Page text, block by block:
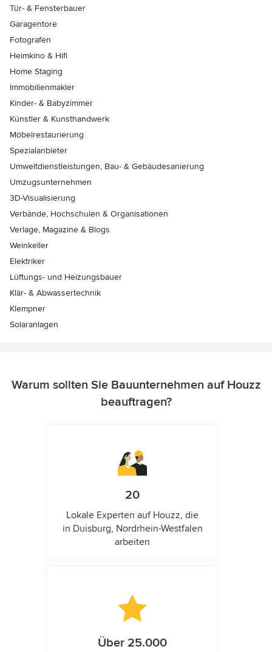
Tür- & Fensterbauer
Garagentore
Fotografen
Heimkino & Hifi
Home Staging
Immobilienmakler
Kinder- & Babyzimmer
Künstler & Kunsthandwerk
Möbelrestaurierung
Spezialanbieter
Umweltdienstleistungen, Bau- & Gebäudesanierung
Umzugsunternehmen
3D-Visualisierung
Verbände, Hochschulen & Organisationen
Verlage, Magazine & Blogs
Weinkeller
Elektriker
Lüftungs- und Heizungsbauer
Klär- & Abwassertechnik
Klempner
Solaranlagen
Warum sollten Sie Bauunternehmen auf Houzz
beauftragen?
20
Lokale Experten auf Houzz, die
in Duisburg, Nordrhein-Westfalen
arbeiten
Über 25.000